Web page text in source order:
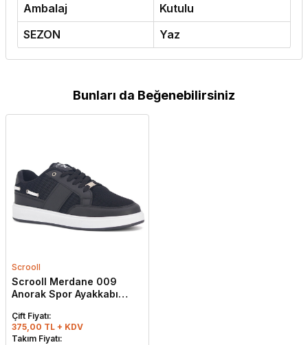
Ambalaj
Kutulu
SEZON
Yaz
Bunları da Beğenebilirsiniz
Scrooll
Scrooll Merdane 009
Anorak Spor Ayakkabı
Çift Fiyatı:
375,00 TL + KDV
Takım Fiyatı: